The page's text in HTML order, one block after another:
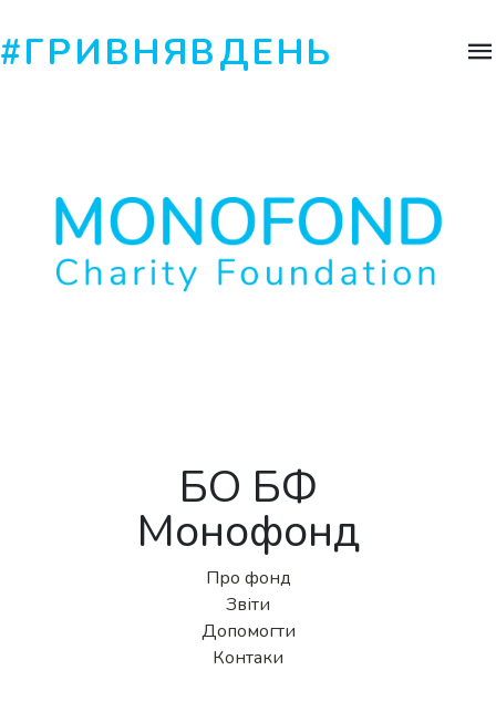
#ГРИВНЯВДЕНЬ
БО БФ
Монофонд
Про фонд
Звіти
Допомогти
Контаки